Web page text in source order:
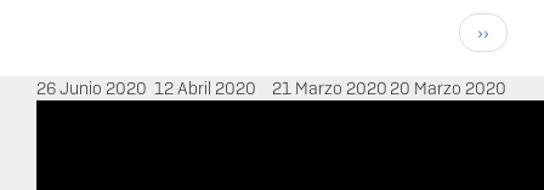
página
››
26 Junio 2020 12 Abril 2020 21 Marzo 2020 20 Marzo 2020